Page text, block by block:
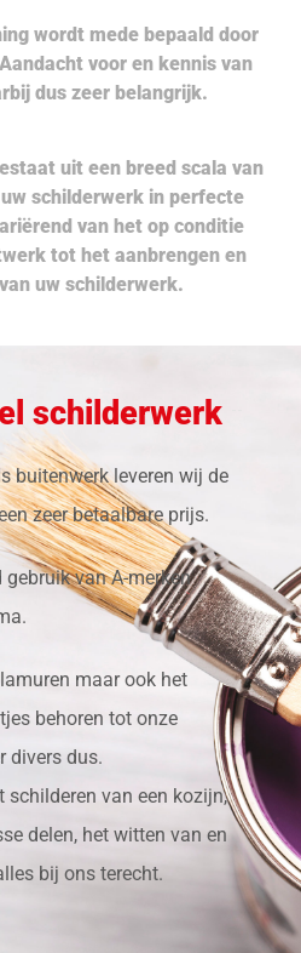
wordt mede bepaald door
voor en kennis van
dus zeer belangrijk.
uit een breed scala van
schilderwerk in perfecte
van het op conditie
tot het aanbrengen en
uw schilderwerk.
schilderwerk
buitenwerk leveren wij de
zeer betaalbare prijs.
van A-merken
maar ook het
behoren tot onze
divers dus.
schilderen van een kozijn,
delen, het witten van en
bij ons terecht.